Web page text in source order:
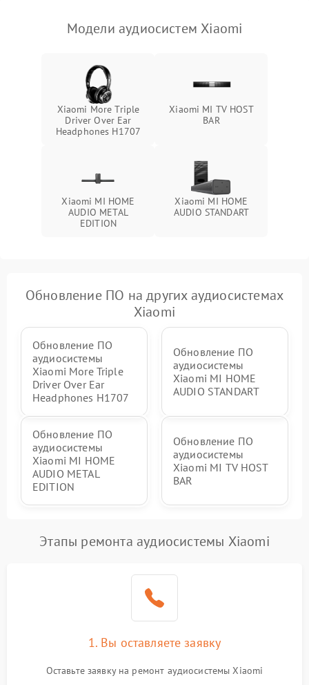
Модели аудиосистем Xiaomi
Xiaomi More Triple
Driver Over Ear
Headphones H1707
Xiaomi MI TV HOST
BAR
Xiaomi MI HOME
AUDIO METAL
EDITION
Xiaomi MI HOME
AUDIO STANDART
Обновление ПО на других аудиосистемах
Xiaomi
Обновление ПО
аудиосистемы
Xiaomi More Triple
Driver Over Ear
Headphones H1707
Обновление ПО
аудиосистемы
Xiaomi MI HOME
AUDIO STANDART
Обновление ПО
аудиосистемы
Xiaomi MI HOME
AUDIO METAL
EDITION
Обновление ПО
аудиосистемы
Xiaomi MI TV HOST
BAR
Этапы ремонта аудиосистемы Xiaomi
1. Вы оставляете заявку
Оставьте заявку на ремонт аудиосистемы Xiaomi